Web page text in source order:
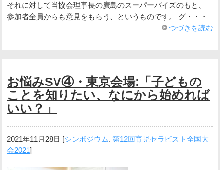
それに対して当協会理事長の廣島のスーパーバイズのもと、
参加者全員からも意見をもらう、というものです。 グ・・・
つづきを読む
お悩みSV④・東京会場:「子どもの
ことを知りたい、なにから始めれば
いい？」
2021年11月28日 [シンポジウム,第12回育児セラピスト全国大
会2021]